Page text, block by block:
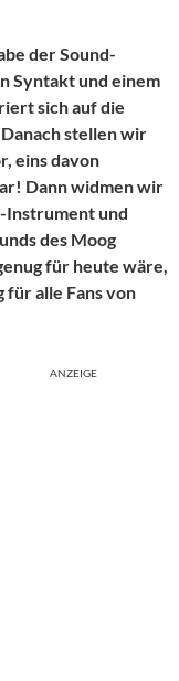
der Sound-
Syntakt und einem
sich auf die
stellen wir
eins davon
Dann widmen wir
Instrument und
des Moog
für heute wäre,
für alle Fans von
ANZEIGE